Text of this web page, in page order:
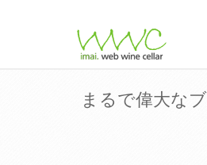
まるで偉大な